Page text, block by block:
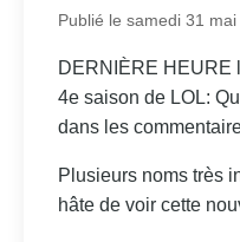
Publié le samedi 31
DERNIÈRE HEURE
4e saison de LOL:
dans les
Plusieurs noms très
hâte de voir cette